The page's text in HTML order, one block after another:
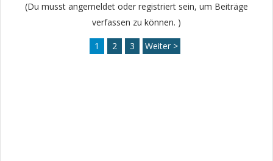
(Du musst angemeldet oder registriert sein, um Beiträge
verfassen zu können. )
1 2 3 Weiter >